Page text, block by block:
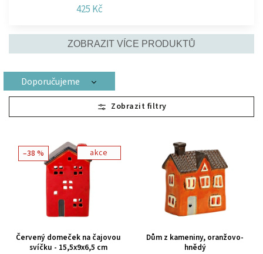
425 Kč
ZOBRAZIT VÍCE PRODUKTŮ
Doporučujeme
Nejlevnější
Nejdražší
Nejprodávanější
Abecedně
akce
–38 %
Červený domeček na čajovou
svíčku - 15,5x9x6,5 cm
Dům z kameniny, oranžovo-
hnědý